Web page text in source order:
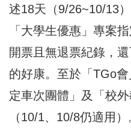
述18天（9/26~10/13
「大學生優惠」專案
開票且無退票紀錄，
的好康。至於「TGo
定車次團體」及「校
（10/1、10/8仍適用